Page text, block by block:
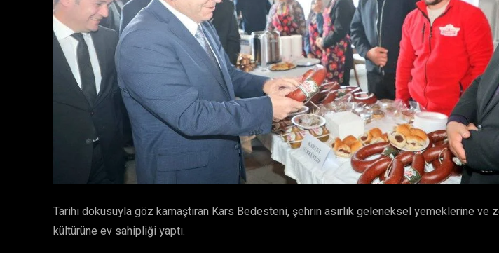
Tarihi dokusuyla göz kamaştıran Kars Bedesteni, şehrin asırlık geleneksel yemeklerine ve
kültürüne ev sahipliği yaptı.